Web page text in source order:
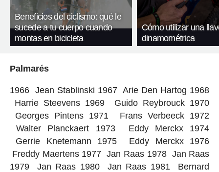
Beneficios del ciclismo: qué le
sucede a tu cuerpo cuando
montas en bicicleta
Cómo utilizar una
dinamométrica
Palmarés
1966 Jean Stablinski 1967 Arie Den Hartog 1968
Harrie Steevens 1969 Guido Reybrouck 1970
Georges Pintens 1971 Frans Verbeeck 1972
Walter Planckaert 1973 Eddy Merckx 1974
Gerrie Knetemann 1975 Eddy Merckx 1976
Freddy Maertens 1977 Jan Raas 1978 Jan Raas
1979 Jan Raas 1980 Jan Raas 1981 Bernard